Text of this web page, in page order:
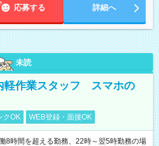
応募する 詳細へ
未読
軽作業スタッフ スマホの
クOK WEB登録・面接OK
時間を超える勤務、22時～翌5時勤務の場